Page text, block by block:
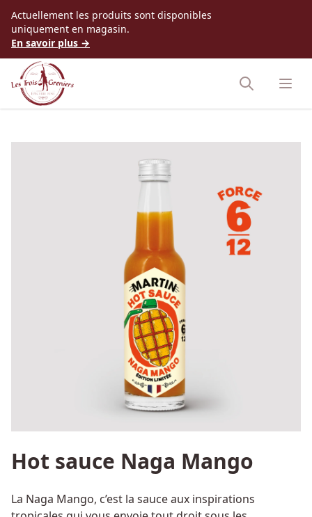
Accès au contenu
Actuellement les produits sont disponibles
uniquement en magasin.
En savoir plus →
Hot sauce Naga Mango
La Naga Mango, c’est la sauce aux inspirations